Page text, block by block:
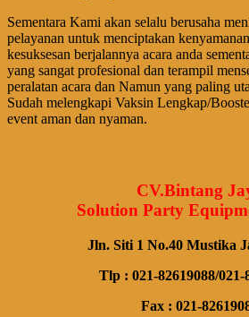
Sementara Kami akan selalu berusaha
pelayanan untuk menciptakan
kesuksesan berjalannya acara anda
yang sangat profesional dan terampil
peralatan acara dan Namun yang paling
Sudah melengkapi Vaksin Lengkap/
event aman dan nyaman.
CV.Bintang
Solution Party
Jln. Siti 1 No.40 Mustika
Tlp : 021-82619088/021-
Fax : 021-